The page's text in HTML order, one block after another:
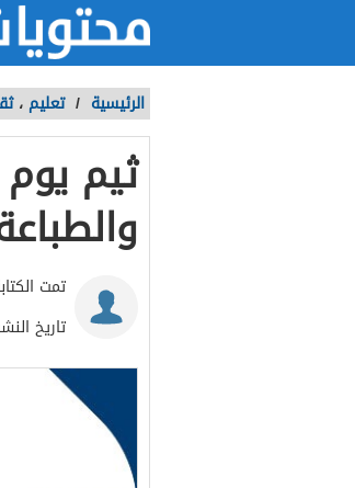
الرئيسية / تعليم ،
ثيم
تمت
تاريخ